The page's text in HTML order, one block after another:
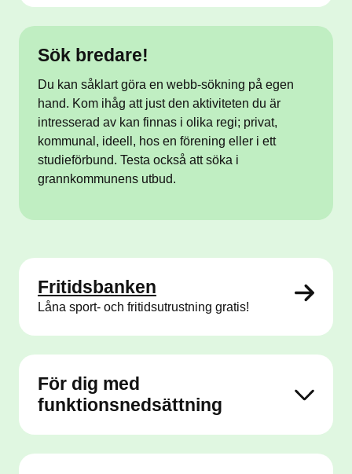
Sök bredare!
Du kan såklart göra en webb-sökning på egen
hand. Kom ihåg att just den aktiviteten du är
intresserad av kan finnas i olika regi; privat,
kommunal, ideell, hos en förening eller i ett
studieförbund. Testa också att söka i
grannkommunens utbud.
Fritidsbanken
Låna sport- och fritidsutrustning gratis!
För dig med
funktionsnedsättning